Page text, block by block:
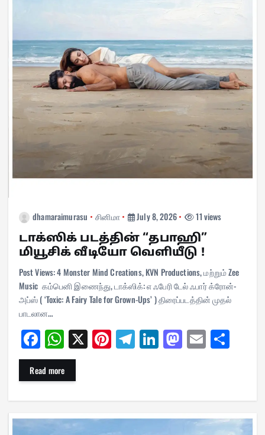
dhamaraimurasu சினிமா July 8, 2026 11 views
டாக்ஸிக் படத்தின் “தபாஹி”
மியூசிக் வீடியோ வெளியீடு !
Post Views: 4 Monster Mind Creations, KVN Productions, மற்றும் Zee
Music கம்பெனி இணைந்து, டாக்ஸிக்: எ ஃபேரி டேல் ஃபார் க்ரோன்-
அப்ஸ் ( ‘Toxic: A Fairy Tale for Grown-Ups’ ) திரைப்படத்தின் முதல்
பாடலான…
Fa
ce
bo
ok
W
ha
ts
A
pp
X Pi
nt
es
t
Te
le
a
m
Li
nk
In
M
as
do
n
E
m
Sh
ar
Read more